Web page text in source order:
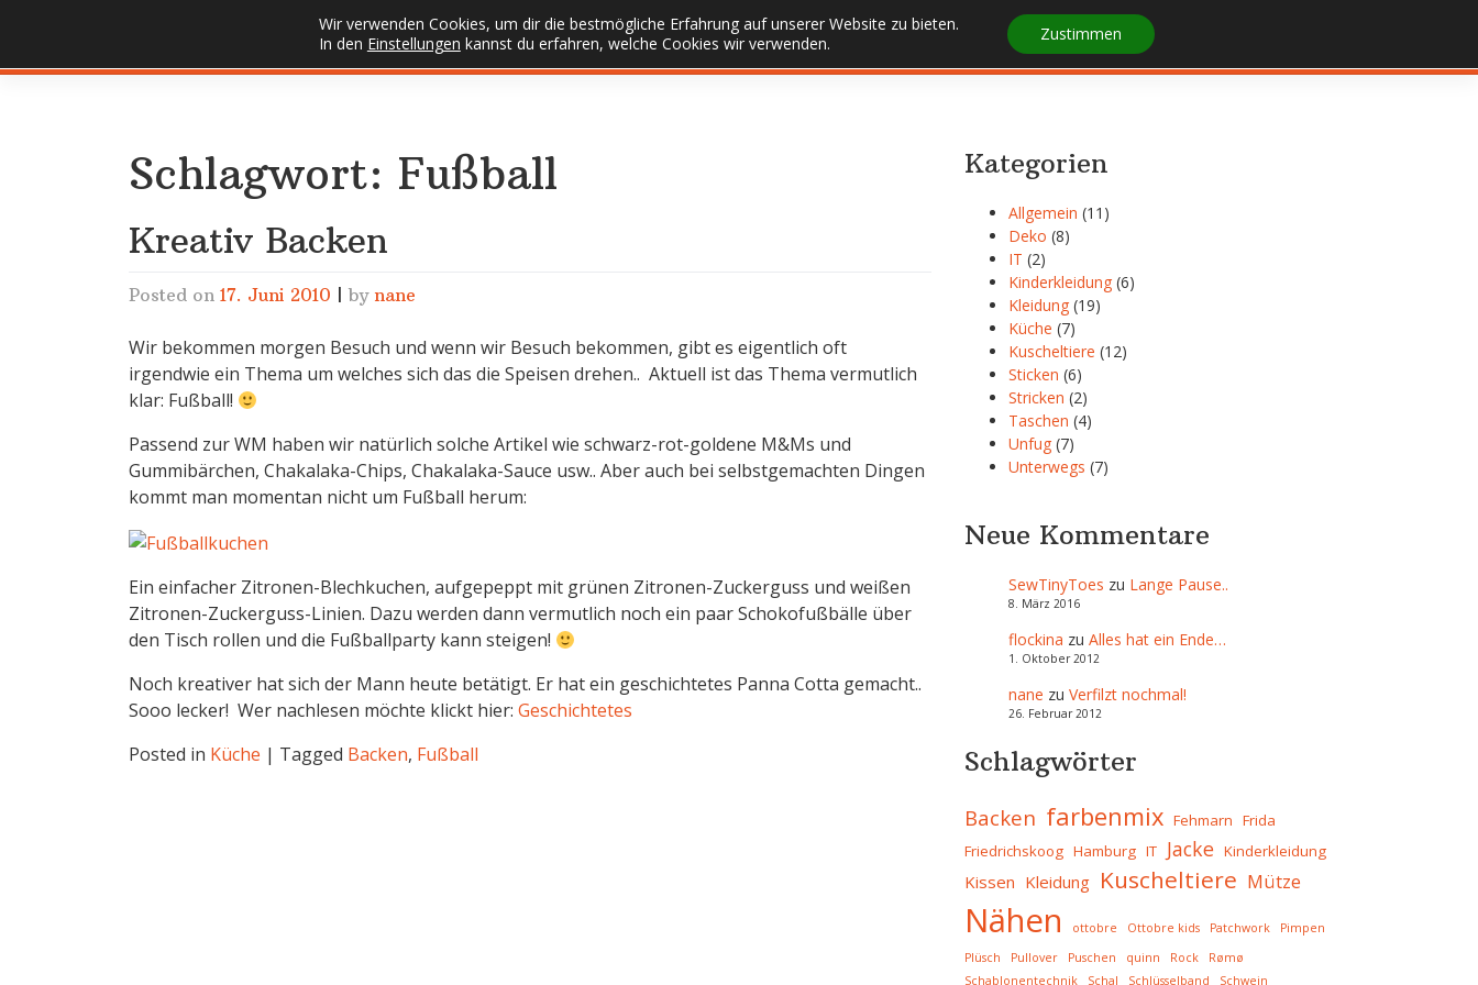
content
STARTSEITE
Schlagwort: Fußball
Kreativ Backen
Posted on 17. Juni 2010 by nane
Wir bekommen morgen Besuch und wenn wir Besuch bekommen, gibt es eigentlich oft
irgendwie ein Thema um welches sich das die Speisen drehen.. Aktuell ist das Thema vermutlich
klar: Fußball!
Passend zur WM haben wir natürlich solche Artikel wie schwarz-rot-goldene M&Ms und
Gummibärchen, Chakalaka-Chips, Chakalaka-Sauce usw.. Aber auch bei selbstgemachten Dingen
kommt man momentan nicht um Fußball herum:
Ein einfacher Zitronen-Blechkuchen, aufgepeppt mit grünen Zitronen-Zuckerguss und weißen
Zitronen-Zuckerguss-Linien. Dazu werden dann vermutlich noch ein paar Schokofußbälle über
den Tisch rollen und die Fußballparty kann steigen!
Noch kreativer hat sich der Mann heute betätigt. Er hat ein geschichtetes Panna Cotta gemacht..
Sooo lecker! Wer nachlesen möchte klickt hier: Geschichtetes
Posted in Küche | Tagged Backen, Fußball
Kategorien
Allgemein (11)
Deko (8)
IT (2)
Kinderkleidung (6)
Kleidung (19)
Küche (7)
Kuscheltiere (12)
Sticken (6)
Stricken (2)
Taschen (4)
Unfug (7)
Unterwegs (7)
Neue Kommentare
SewTinyToes zu Lange Pause..
8. März 2016
flockina zu Alles hat ein Ende…
1. Oktober 2012
nane zu Verfilzt nochmal!
26. Februar 2012
Schlagwörter
Backen farbenmix Fehmarn Frida
Friedrichskoog Hamburg IT Jacke Kinderkleidung
Kissen Kleidung Kuscheltiere Mütze
Nähen ottobre Ottobre kids Patchwork
Pimpen
Plüsch
Pullover Puschen quinn Rock
Rømø
Schablonentechnik
Schal Schlüsselband Schwein
Wir verwenden Cookies, um dir die bestmögliche Erfahrung auf unserer Website zu bieten.
In den Einstellungen kannst du erfahren, welche Cookies wir verwenden. Zustimmen